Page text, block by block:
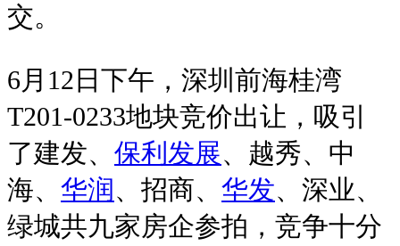
交。
6月12日下午，深圳前海桂湾
T201-0233地块竞价出让，吸引
了建发、 保利发展、越秀、中
海、 华润、招商、 华发、深业、
绿城共九家房企参拍，竞争十分